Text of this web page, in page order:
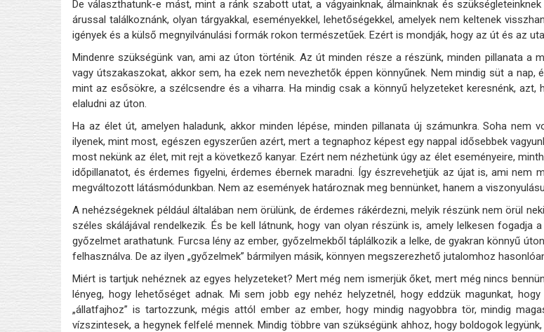
De választhatunk-e mást, mint a ránk szabott utat, a vágyainknak, álmainknak és
árussal találkoznánk, olyan tárgyakkal, eseményekkel, lehetőségekkel, amelyek nem keltenek
igények és a külső megnyilvánulási formák rokon természetűek. Ezért is mondják, hogy az út és az
Mindenre szükségünk van, ami az úton történik. Az út minden része a részünk, minden pillanata a
vagy útszakaszokat, akkor sem, ha ezek nem nevezhetők éppen könnyűnek. Nem mindig süt a
mint az esősökre, a szélcsendre és a viharra. Ha mindig csak a könnyű helyzeteket keresnénk, azt,
elaludni az úton.
Ha az élet út, amelyen haladunk, akkor minden lépése, minden pillanata új számunkra. Soha
ilyenek, mint most, egészen egyszerűen azért, mert a tegnaphoz képest egy nappal idősebbek
most nekünk az élet, mit rejt a következő kanyar. Ezért nem nézhetünk úgy az élet eseményeire,
időpillanatot, és érdemes figyelni, érdemes ébernek maradni. Így észrevehetjük az újat is, ami nem
megváltozott látásmódunkban. Nem az események határoznak meg bennünket, hanem a
A nehézségeknek például általában nem örülünk, de érdemes rákérdezni, melyik részünk nem örül
széles skálájával rendelkezik. És be kell látnunk, hogy van olyan részünk is, amely lelkesen
győzelmet arathatunk. Furcsa lény az ember, győzelmekből táplálkozik a lelke, de gyakran könnyű
felhasználva. De az ilyen „győzelmek” bármilyen másik, könnyen megszerezhető jutalomhoz
Miért is tartjuk nehéznek az egyes helyzeteket? Mert még nem ismerjük őket, mert még nincs
lényeg, hogy lehetőséget adnak. Mi sem jobb egy nehéz helyzetnél, hogy eddzük magunkat,
„állatfajhoz” is tartozzunk, mégis attól ember az ember, hogy mindig nagyobbra tör, mindig
vízszintesek, a hegynek felfelé mennek. Mindig többre van szükségünk ahhoz, hogy boldogok